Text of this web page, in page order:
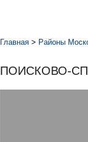
Главная > Районы
ПОИСКОВО-